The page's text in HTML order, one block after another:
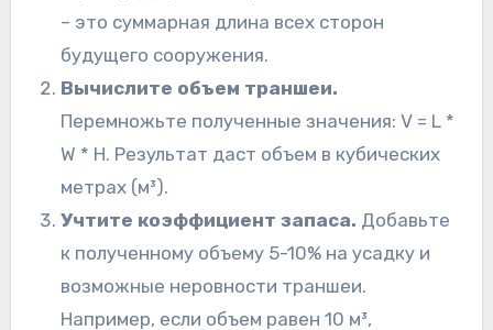
– это суммарная длина всех сторон
будущего сооружения.
Вычислите объем траншеи.
Перемножьте полученные значения: V = L *
W * H. Результат даст объем в кубических
метрах (м³).
Учтите коэффициент запаса. Добавьте
к полученному объему 5-10% на усадку и
возможные неровности траншеи.
Например, если объем равен 10 м³,